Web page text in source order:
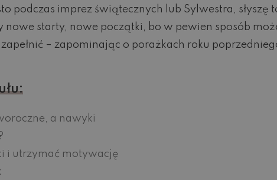
podczas imprez świątecznych lub Sylwestra,
nowe starty, nowe początki, bo w pewien sposób
– zapominając o porażkach roku
a nawyki
i utrzymać motywację